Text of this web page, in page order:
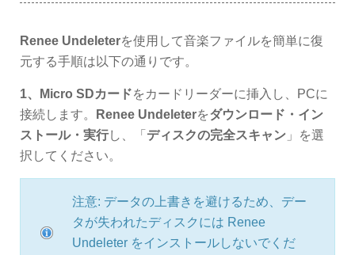
Renee Undeleterを使用して音楽ファイルを簡単に復
元する手順は以下の通りです。
1、Micro SDカードをカードリーダーに挿入し、PCに
接続します。
Renee Undeleterをダウンロード・イン
ストール・実行し、「 ディスクの完全スキャン 」を選
択してください。
注意: データの上書きを避けるため、デー
タが失われたディスクには Renee
Undeleter をインストールしないでくだ